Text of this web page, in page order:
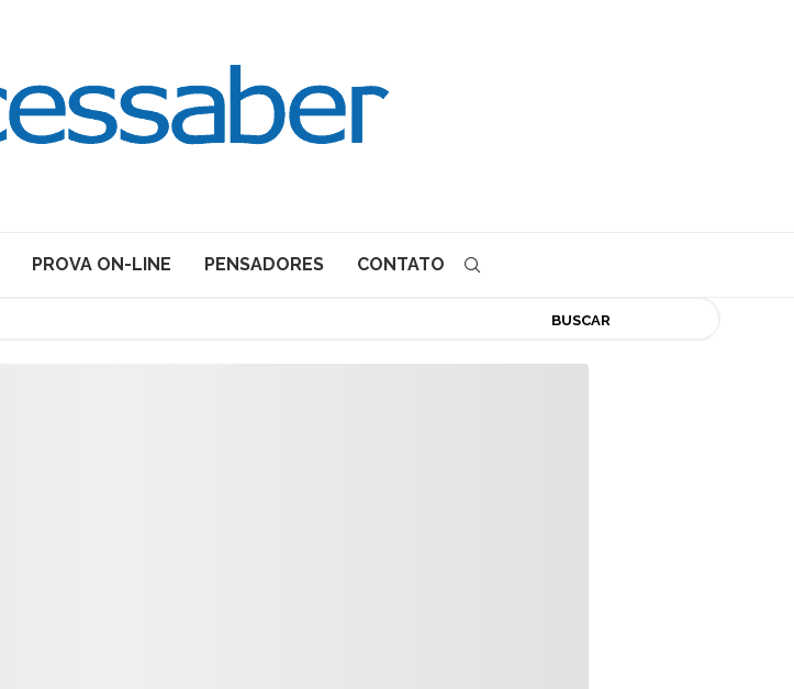
PROVA ON-LINE PENSADORES CONTATO
BUSCAR